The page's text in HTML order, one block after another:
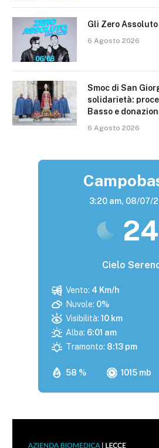
Gli Zero
6 Agosto 2026
Smoc di San
solidarietà:
Basso e
6 Agosto 2026
3:20 am, 08/07/
24
Cielo
58 % 1015 mb
Vento: 4 Km/h
Nuvole: 0%
Visibilità: 10 km
Alba: 6:01 am
Tramonto: 8:13 pm